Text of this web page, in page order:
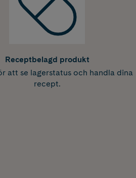
Receptbelagd produkt
att se lagerstatus och handla dina
recept.